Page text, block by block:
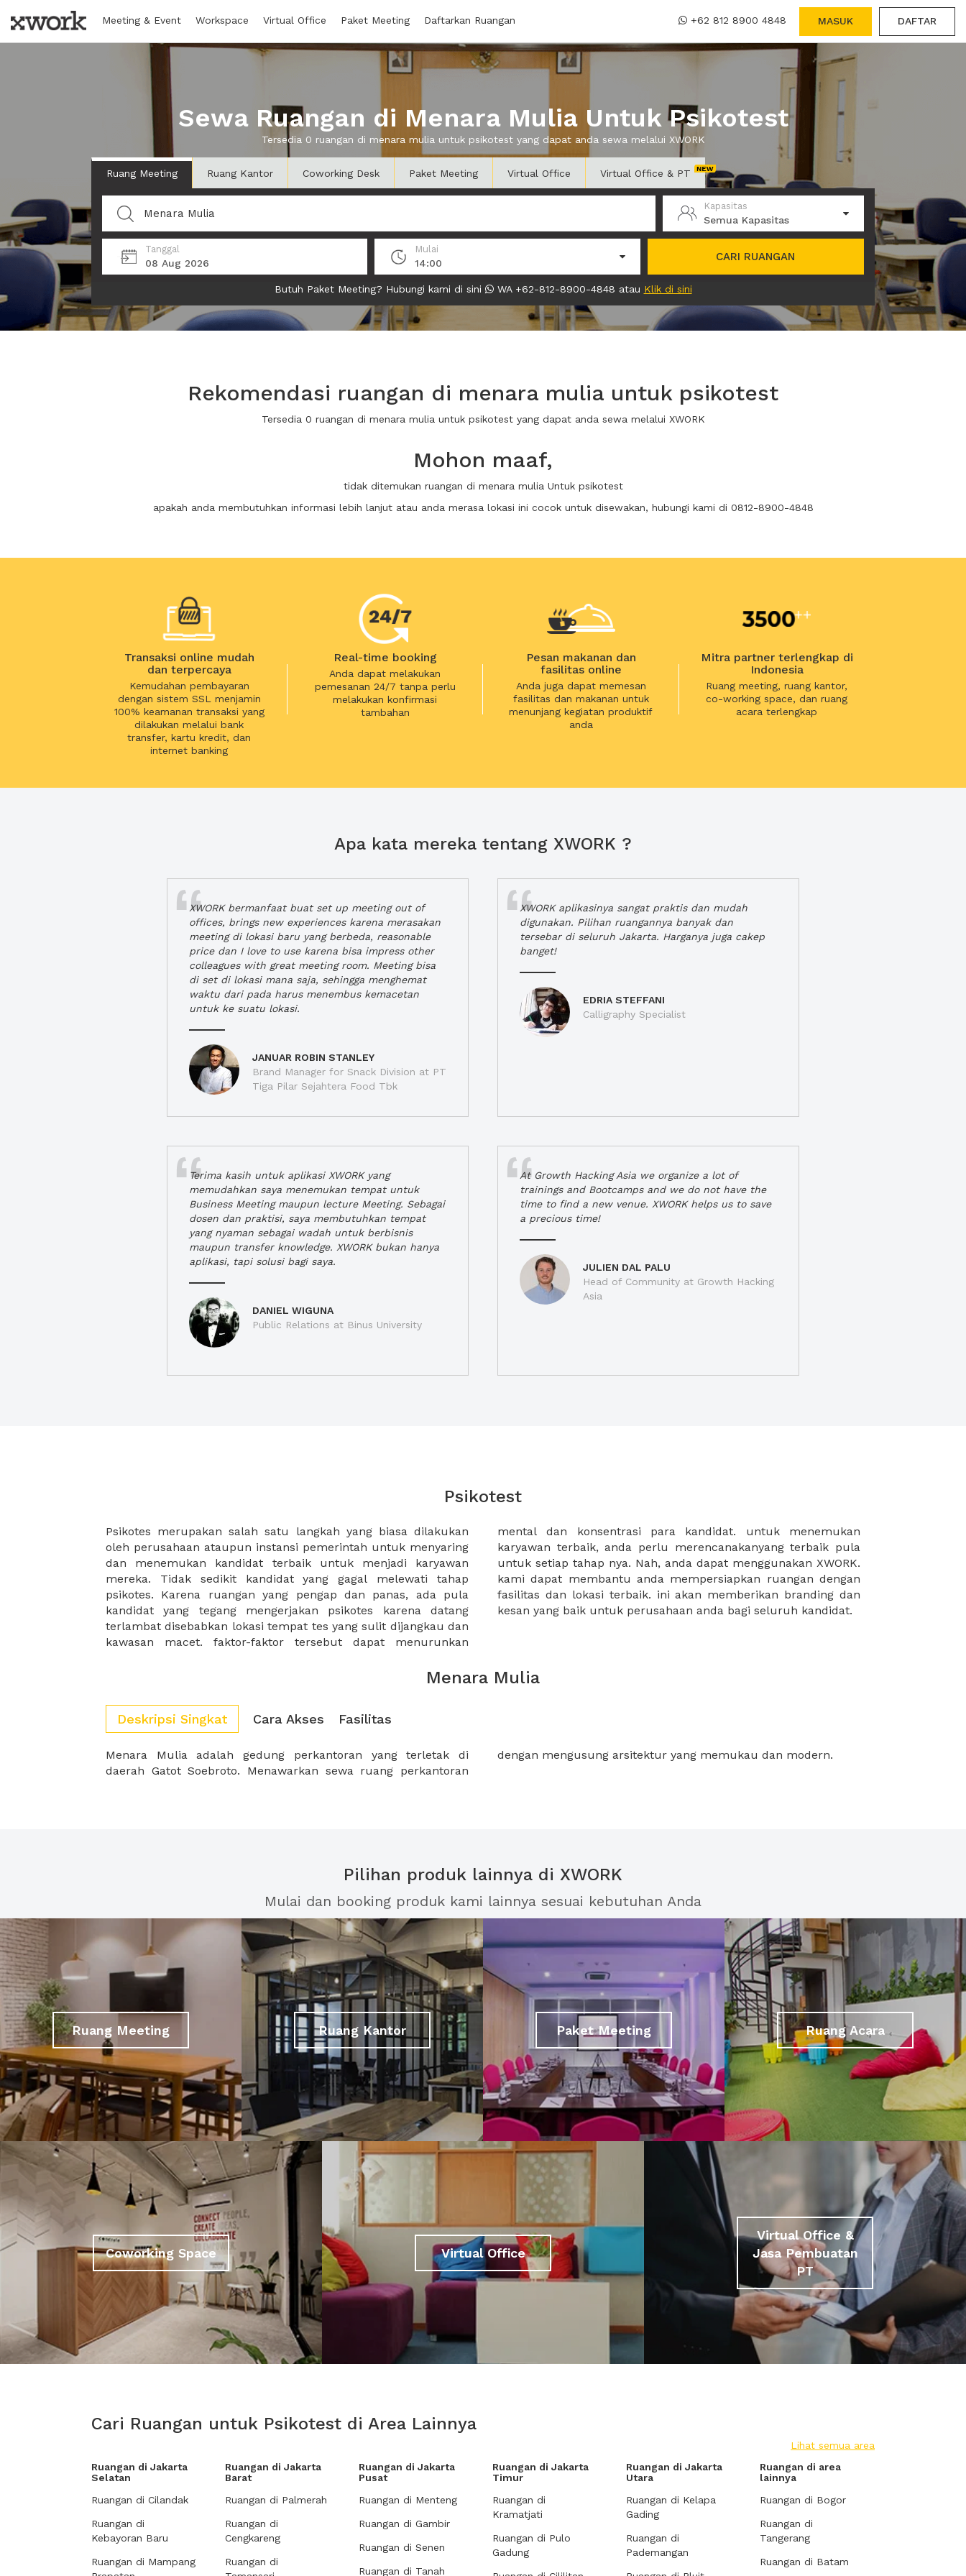
Meeting & Event Workspace Virtual Office Paket Meeting Daftarkan Ruangan +62 812 8900 4848 MASUK DAFTAR
Sewa Ruangan di Menara Mulia Untuk Psikotest
Tersedia 0 ruangan di menara mulia untuk psikotest yang dapat anda sewa melalui XWORK
Ruang Meeting Ruang Kantor Coworking Desk Paket Meeting Virtual Office Virtual Office & PT
Kapasitas
Semua Kapasitas
Tanggal
08 Aug 2026
Mulai
14:00
CARI RUANGAN
Butuh Paket Meeting? Hubungi kami di sini WA +62-812-8900-4848 atau Klik di sini
Rekomendasi ruangan di menara mulia untuk psikotest
Tersedia 0 ruangan di menara mulia untuk psikotest yang dapat anda sewa melalui XWORK
Mohon maaf,
tidak ditemukan ruangan di menara mulia Untuk psikotest
apakah anda membutuhkan informasi lebih lanjut atau anda merasa lokasi ini cocok untuk disewakan, hubungi kami di 0812-8900-4848
Transaksi online mudah
dan terpercaya
Kemudahan pembayaran
dengan sistem SSL menjamin
100% keamanan transaksi yang
dilakukan melalui bank
transfer, kartu kredit, dan
internet banking
Real-time booking
Anda dapat melakukan
pemesanan 24/7 tanpa perlu
melakukan konfirmasi
tambahan
Pesan makanan dan
fasilitas online
Anda juga dapat memesan
fasilitas dan makanan untuk
menunjang kegiatan produktif
anda
Mitra partner terlengkap di
Indonesia
Ruang meeting, ruang kantor,
co-working space, dan ruang
acara terlengkap
Apa kata mereka tentang XWORK ?
XWORK bermanfaat buat set up meeting out of
offices, brings new experiences karena merasakan
meeting di lokasi baru yang berbeda, reasonable
price dan I love to use karena bisa impress other
colleagues with great meeting room. Meeting bisa
di set di lokasi mana saja, sehingga menghemat
waktu dari pada harus menembus kemacetan
untuk ke suatu lokasi.
JANUAR ROBIN STANLEY
Brand Manager for Snack Division at PT
Tiga Pilar Sejahtera Food Tbk
XWORK aplikasinya sangat praktis dan mudah
digunakan. Pilihan ruangannya banyak dan
tersebar di seluruh Jakarta. Harganya juga cakep
banget!
EDRIA STEFFANI
Calligraphy Specialist
Terima kasih untuk aplikasi XWORK yang
memudahkan saya menemukan tempat untuk
Business Meeting maupun lecture Meeting. Sebagai
dosen dan praktisi, saya membutuhkan tempat
yang nyaman sebagai wadah untuk berbisnis
maupun transfer knowledge. XWORK bukan hanya
aplikasi, tapi solusi bagi saya.
DANIEL WIGUNA
Public Relations at Binus University
At Growth Hacking Asia we organize a lot of
trainings and Bootcamps and we do not have the
time to find a new venue. XWORK helps us to save
a precious time!
JULIEN DAL PALU
Head of Community at Growth Hacking
Asia
Psikotest
Psikotes merupakan salah satu langkah yang biasa dilakukan
oleh perusahaan ataupun instansi pemerintah untuk menyaring
dan menemukan kandidat terbaik untuk menjadi karyawan
mereka. Tidak sedikit kandidat yang gagal melewati tahap
psikotes. Karena ruangan yang pengap dan panas, ada pula
kandidat yang tegang mengerjakan psikotes karena datang
terlambat disebabkan lokasi tempat tes yang sulit dijangkau dan
kawasan macet. faktor-faktor tersebut dapat menurunkan
mental dan konsentrasi para kandidat. untuk menemukan
karyawan terbaik, anda perlu merencanakanyang terbaik pula
untuk setiap tahap nya. Nah, anda dapat menggunakan XWORK.
kami dapat membantu anda mempersiapkan ruangan dengan
fasilitas dan lokasi terbaik. ini akan memberikan branding dan
kesan yang baik untuk perusahaan anda bagi seluruh kandidat.
Menara Mulia
Deskripsi Singkat Cara Akses Fasilitas
Menara Mulia adalah gedung perkantoran yang terletak di
daerah Gatot Soebroto. Menawarkan sewa ruang perkantoran
dengan mengusung arsitektur yang memukau dan modern.
Pilihan produk lainnya di XWORK
Mulai dan booking produk kami lainnya sesuai kebutuhan Anda
Ruang Meeting Ruang Kantor Paket Meeting Ruang Acara
Coworking Space Virtual Office
Virtual Office &
Jasa Pembuatan
PT
Cari Ruangan untuk Psikotest di Area Lainnya
Lihat semua area
Ruangan di Jakarta
Selatan
Ruangan di Cilandak
Ruangan di
Kebayoran Baru
Ruangan di Mampang
Ruangan di Jakarta
Barat
Ruangan di Palmerah
Ruangan di
Cengkareng
Ruangan di
Ruangan di Jakarta
Pusat
Ruangan di Menteng
Ruangan di Gambir
Ruangan di Senen
Ruangan di Tanah
Ruangan di Jakarta
Timur
Ruangan di
Kramatjati
Ruangan di Pulo
Gadung
Ruangan di Jakarta
Utara
Ruangan di Kelapa
Gading
Ruangan di
Pademangan
Ruangan di area
lainnya
Ruangan di Bogor
Ruangan di
Tangerang
Ruangan di Batam